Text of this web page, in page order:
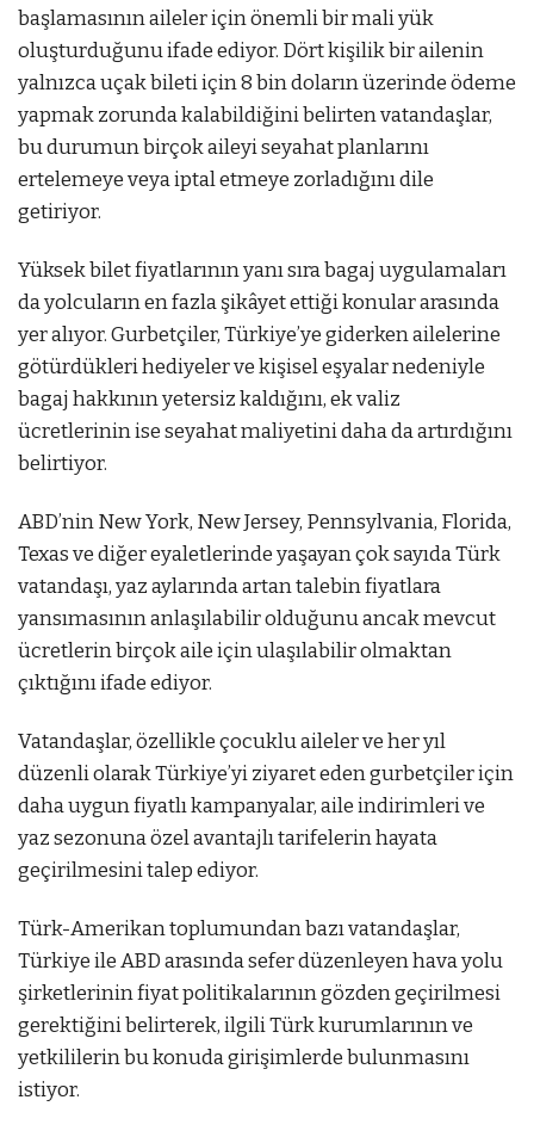
başlamasının aileler için önemli bir mali yük
oluşturduğunu ifade ediyor. Dört kişilik bir ailenin
yalnızca uçak bileti için 8 bin doların üzerinde ödeme
yapmak zorunda kalabildiğini belirten vatandaşlar,
bu durumun birçok aileyi seyahat planlarını
ertelemeye veya iptal etmeye zorladığını dile
getiriyor.
Yüksek bilet fiyatlarının yanı sıra bagaj uygulamaları
da yolcuların en fazla şikâyet ettiği konular arasında
yer alıyor. Gurbetçiler, Türkiye’ye giderken ailelerine
götürdükleri hediyeler ve kişisel eşyalar nedeniyle
bagaj hakkının yetersiz kaldığını, ek valiz
ücretlerinin ise seyahat maliyetini daha da artırdığını
belirtiyor.
ABD’nin New York, New Jersey, Pennsylvania, Florida,
Texas ve diğer eyaletlerinde yaşayan çok sayıda Türk
vatandaşı, yaz aylarında artan talebin fiyatlara
yansımasının anlaşılabilir olduğunu ancak mevcut
ücretlerin birçok aile için ulaşılabilir olmaktan
çıktığını ifade ediyor.
Vatandaşlar, özellikle çocuklu aileler ve her yıl
düzenli olarak Türkiye’yi ziyaret eden gurbetçiler için
daha uygun fiyatlı kampanyalar, aile indirimleri ve
yaz sezonuna özel avantajlı tarifelerin hayata
geçirilmesini talep ediyor.
Türk-Amerikan toplumundan bazı vatandaşlar,
Türkiye ile ABD arasında sefer düzenleyen hava yolu
şirketlerinin fiyat politikalarının gözden geçirilmesi
gerektiğini belirterek, ilgili Türk kurumlarının ve
yetkililerin bu konuda girişimlerde bulunmasını
istiyor.